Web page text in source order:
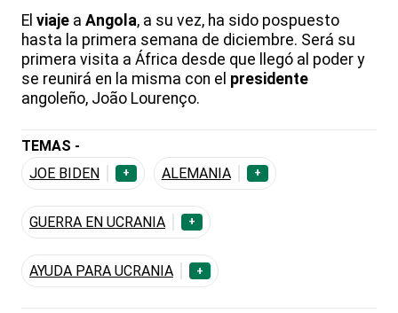
El viaje a Angola, a su vez, ha sido pospuesto
hasta la primera semana de diciembre. Será su
primera visita a África desde que llegó al poder y
se reunirá en la misma con el presidente
angoleño, João Lourenço.
TEMAS -
JOE BIDEN
+ ALEMANIA +
GUERRA EN UCRANIA +
AYUDA PARA UCRANIA +